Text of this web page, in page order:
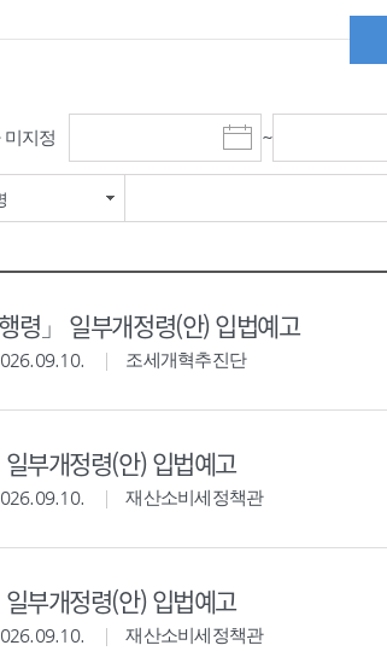
미지정
시
작
~
령」 일부개정령(안) 입법예고
조세개혁추진단
부개정령(안) 입법예고
재산소비세정책관
부개정령(안) 입법예고
재산소비세정책관